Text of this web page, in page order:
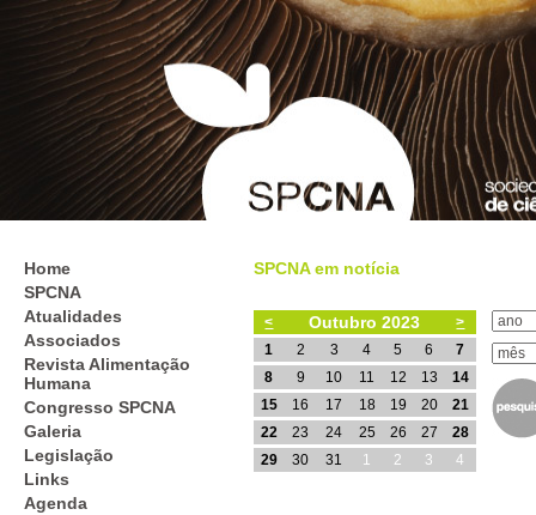
Home
SPCNA
Atualidades
Associados
Revista Alimentação
Humana
Congresso SPCNA
Galeria
Legislação
Links
Agenda
SPCNA em notícia
< Outubro 2023
>
1
2 3 4 5 6
7
8
9 10 11 12 13
14
15
16 17 18 19 20
21
22
23 24 25 26 27
28
29
30 31 1 2 3 4